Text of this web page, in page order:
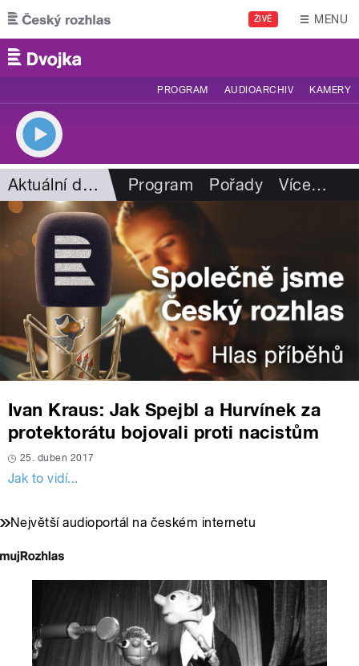
Přejít k hlavnímu obsahu
ŽIVĚ MENU
PROGRAM AUDIOARCHIV KAMERY
Aktuální dění Program Pořady Více…
Ivan Kraus: Jak Spejbl a Hurvínek za
protektorátu bojovali proti nacistům
25. duben 2017
Jak to vidí...
Největší audioportál na českém internetu